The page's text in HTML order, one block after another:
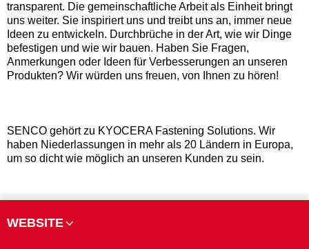
transparent. Die gemeinschaftliche Arbeit als Einheit bringt
uns weiter. Sie inspiriert uns und treibt uns an, immer neue
Ideen zu entwickeln. Durchbrüche in der Art, wie wir Dinge
befestigen und wie wir bauen. Haben Sie Fragen,
Anmerkungen oder Ideen für Verbesserungen an unseren
Produkten? Wir würden uns freuen, von Ihnen zu hören!
SENCO gehört zu KYOCERA Fastening Solutions. Wir
haben Niederlassungen in mehr als 20 Ländern in Europa,
um so dicht wie möglich an unseren Kunden zu sein.
WEBSITE